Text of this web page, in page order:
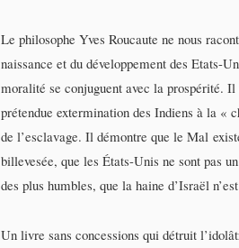
Le philosophe Yves Roucaute ne nous
naissance et du développement des Etats-
moralité se conjuguent avec la prospérité.
prétendue extermination des Indiens à la «
de l’esclavage. Il démontre que le Mal
billevesée, que les États-Unis ne sont pas
des plus humbles, que la haine d’Israël
Un livre sans concessions qui détruit